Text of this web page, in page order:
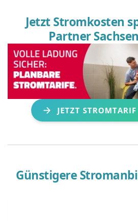
Jetzt Stromkosten
Partner
JETZT
Günstigere